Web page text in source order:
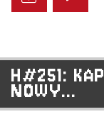
H#251:
NOWY...